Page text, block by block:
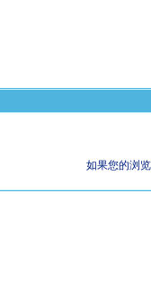
如果您的浏